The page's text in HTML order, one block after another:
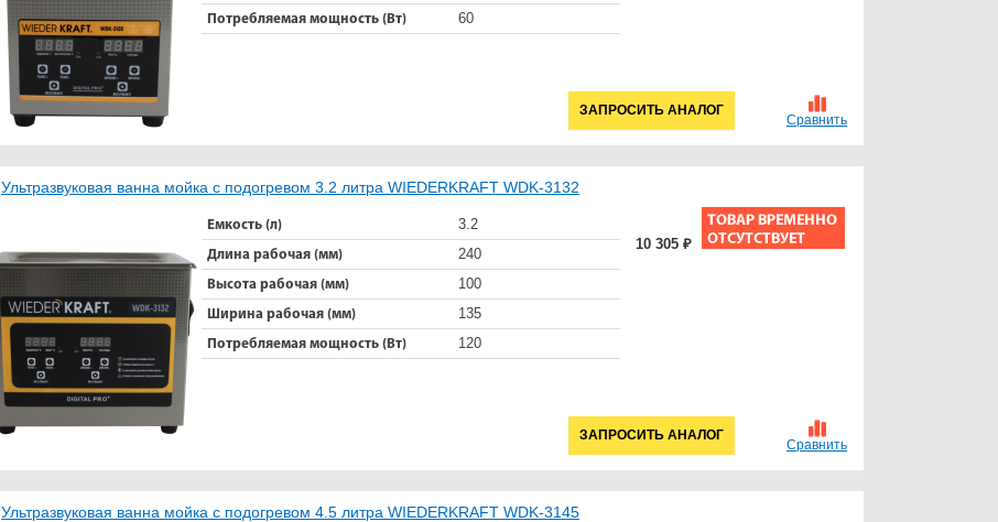
Сравнить
Потребляемая мощность (Вт) 60
ЗАПРОСИТЬ АНАЛОГ
Сравнить
Ультразвуковая ванна мойка с подогревом 3.2 литра WIEDERKRAFT WDK-3132
Емкость (л) 3.2
Длина рабочая (мм) 240
Высота рабочая (мм) 100
Ширина рабочая (мм) 135
Потребляемая мощность (Вт) 120
10 305 ₽
ЗАПРОСИТЬ АНАЛОГ
Ультразвуковая ванна мойка с подогревом 4.5 литра WIEDERKRAFT WDK-3145